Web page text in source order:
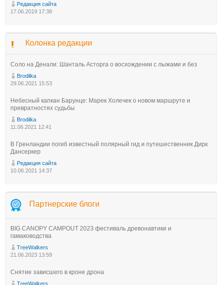
Редакция сайта
17.06.2019 17:38
Колонка редакции
Соло на Денали: Шанталь Асторга о восхождении с лыжами и без
Brodilka
29.06.2021 15:53
Небесный капкан Барунце: Марек Холечек о новом маршруте и
превратностях судьбы
Brodilka
11.06.2021 12:41
В Гренландии погиб известный полярный гид и путешественник Дирк
Дансеркер
Редакция сайта
10.06.2021 14:37
Партнерские блоги
BIG CANOPY CAMPOUT 2023 фестиваль древонавтики и
гамаководства
TreeWalkers
21.06.2023 13:59
Снятие зависшего в кроне дрона
TreeWalkers